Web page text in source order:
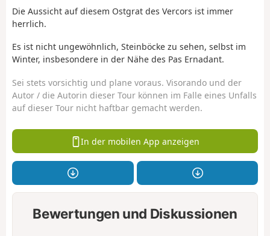
Die Aussicht auf diesem Ostgrat des Vercors ist immer
herrlich.
Es ist nicht ungewöhnlich, Steinböcke zu sehen, selbst im
Winter, insbesondere in der Nähe des Pas Ernadant.
Sei stets vorsichtig und plane voraus. Visorando und der
Autor / die Autorin dieser Tour können im Falle eines Unfalls
auf dieser Tour nicht haftbar gemacht werden.
In der mobilen App anzeigen
Bewertungen und Diskussionen